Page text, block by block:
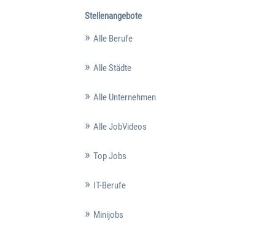
Stellenangebote
Alle Berufe
Alle Städte
Alle Unternehmen
Alle JobVideos
Top Jobs
IT-Berufe
Minijobs